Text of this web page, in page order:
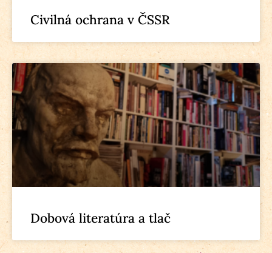
Civilná ochrana v ČSSR
Dobová literatúra a tlač